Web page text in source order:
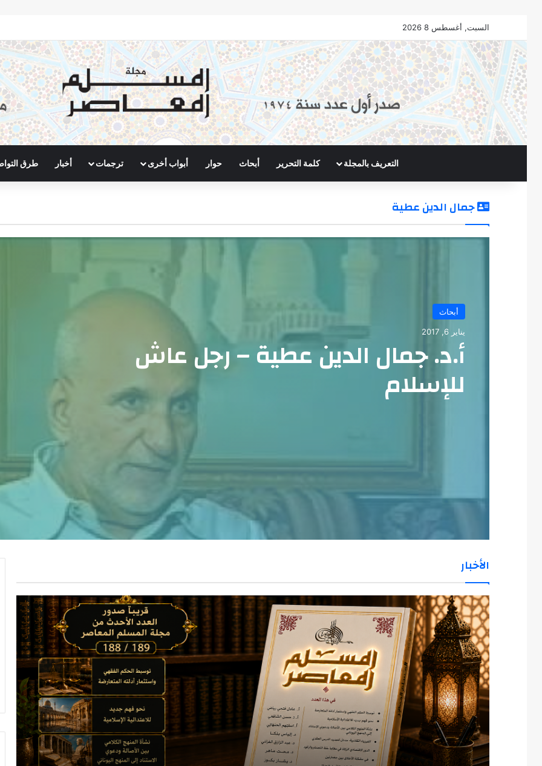
السبت, أغسطس 8 2026
التعريف بالمجلة كلمة التحرير أبحاث حوار أبواب أخرى ترجمات أخبار طرق
جمال الدين عطية
أبحاث
يناير 6, 2017
أ.د. جمال الدين عطية – رجل عاش
للإسلام
الأخبار